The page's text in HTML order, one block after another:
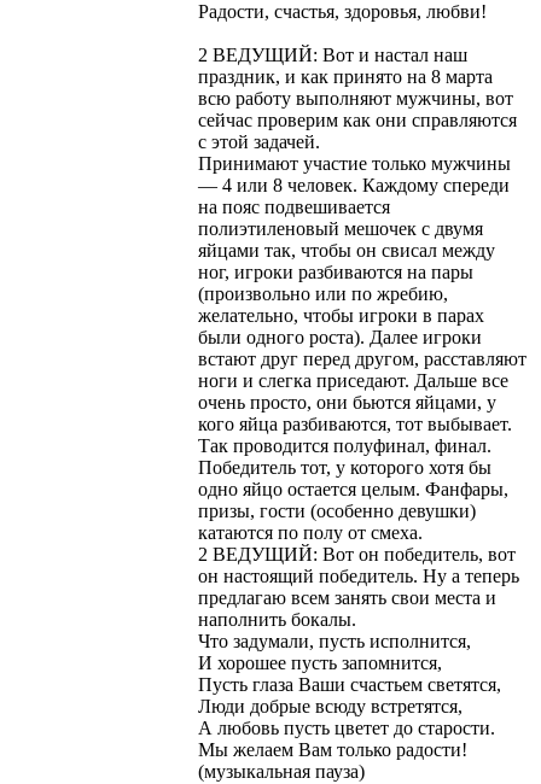
Радости, счастья, здоровья, любви!
2 ВЕДУЩИЙ: Вот и настал наш
праздник, и как принято на 8 марта
всю работу выполняют мужчины, вот
сейчас проверим как они справляются
с этой задачей.
Принимают участие только мужчины
— 4 или 8 человек. Каждому спереди
на пояс подвешивается
полиэтиленовый мешочек с двумя
яйцами так, чтобы он свисал между
ног, игроки разбиваются на пары
(произвольно или по жребию,
желательно, чтобы игроки в парах
были одного роста). Далее игроки
встают друг перед другом, расставляют
ноги и слегка приседают. Дальше все
очень просто, они бьются яйцами, у
кого яйца разбиваются, тот выбывает.
Так проводится полуфинал, финал.
Победитель тот, у которого хотя бы
одно яйцо остается целым. Фанфары,
призы, гости (особенно девушки)
катаются по полу от смеха.
2 ВЕДУЩИЙ: Вот он победитель, вот
он настоящий победитель. Ну а теперь
предлагаю всем занять свои места и
наполнить бокалы.
Что задумали, пусть исполнится,
И хорошее пусть запомнится,
Пусть глаза Ваши счастьем светятся,
Люди добрые всюду встретятся,
А любовь пусть цветет до старости.
Мы желаем Вам только радости!
(музыкальная пауза)